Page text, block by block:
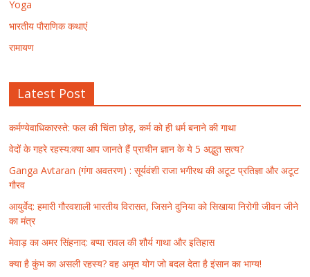
Yoga
भारतीय पौराणिक कथाएं
रामायण
Latest Post
कर्मण्येवाधिकारस्ते: फल की चिंता छोड़, कर्म को ही धर्म बनाने की गाथा
वेदों के गहरे रहस्य:क्या आप जानते हैं प्राचीन ज्ञान के ये 5 अद्भुत सत्य?
Ganga Avtaran (गंगा अवतरण) : सूर्यवंशी राजा भगीरथ की अटूट प्रतिज्ञा और अटूट
गौरव
आयुर्वेद: हमारी गौरवशाली भारतीय विरासत, जिसने दुनिया को सिखाया निरोगी जीवन जीने
का मंत्र
मेवाड़ का अमर सिंहनाद: बप्पा रावल की शौर्य गाथा और इतिहास
क्या है कुंभ का असली रहस्य? वह अमृत योग जो बदल देता है इंसान का भाग्य!